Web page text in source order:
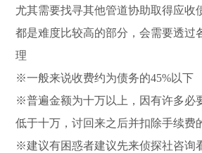
尤其需要找寻其他管道协助取得应收
都是难度比较高的部分，会需要透过
理
※一般来说收费约为债务的45%以下
※普遍金额为十万以上，因有许多必
低于十万，讨回来之后并扣除手续费
※建议有困惑者建议先来侦探社咨询